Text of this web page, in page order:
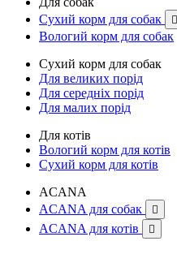
Сухий корм для собак

Вологий корм для собак
Сухий корм для собак
Для великих порід
Для середніх порід
Для малих порід
Для котів
Вологий корм для котів
Сухий корм для котів
ACANA
ACANA для собак

ACANA для котів 